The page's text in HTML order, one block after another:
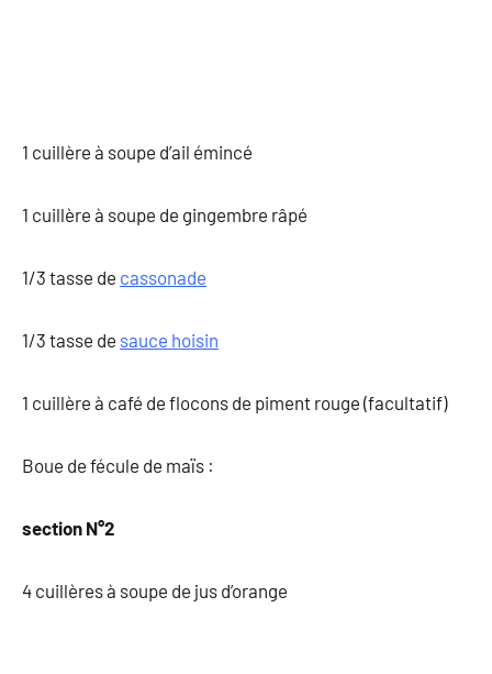
1 cuillère à soupe d’ail émincé
1 cuillère à soupe de gingembre râpé
1/3 tasse de cassonade
1/3 tasse de sauce hoisin
1 cuillère à café de flocons de piment rouge (facultatif)
Boue de fécule de maïs :
section N°2
4 cuillères à soupe de jus d’orange